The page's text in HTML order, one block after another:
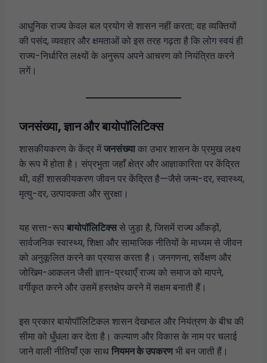
आधुनिक राज्य केवल बल प्रयोग से शासन नहीं करता; वह व्यक्तियों
की पसंद, व्यवहार और क्षमताओं को इस तरह गढ़ता है कि लोग स्वयं ही
राज्य-निर्धारित लक्ष्यों के अनुरूप अपने आचरण को नियंत्रित करने
लगें।
जनसंख्या, ज्ञान और बायोपॉलिटिक्स
शासकीयकरण के केंद्र मेंजनसंख्याका उभार शासन के प्रमुख लक्ष्य
के रूप में होता है। संप्रभुता जहाँ क्षेत्र और आज्ञाकारिता पर केंद्रित
थी, वहीं शासकीयकरण जीवन पर केंद्रित है—जैसे जन्म-दर, स्वास्थ्य,
मृत्यु-दर, उत्पादकता और सुरक्षा।
यह सत्ता-रूपबायोपॉलिटिक्ससे जुड़ा है, जिसमें राज्य आँकड़ों,
सार्वजनिक स्वास्थ्य, शिक्षा और सामाजिक नीतियों के माध्यम से जीवन
को अनुकूलित करने का प्रयास करता है। जनगणना, सर्वेक्षण और
जोखिम-आकलन जैसी ज्ञान-प्रथाएँ राज्य को समाज को मापने,
वर्गीकृत करने और उसमें हस्तक्षेप करने में सक्षम बनाती हैं।
इस प्रकार बायोपॉलिटिकल शासन देखभाल और नियंत्रण के बीच की
सीमा को धुँधला कर देता है। कल्याण और विकास के नाम पर चलाई
जाने वाली नीतियाँ एक साथनियमन के उपकरणभी बन जाती हैं।